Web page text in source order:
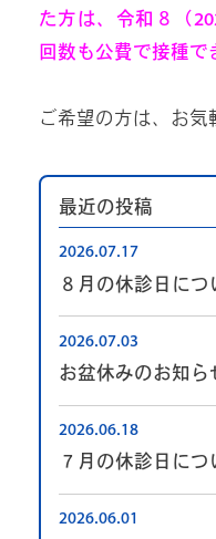
た方は、令和８（
回数も公費で接種で
ご希望の方は、お気
最近の投稿
８月の休診日につ
2026.07.17
お盆休みのお知ら
2026.07.03
７月の休診日につ
2026.06.18
2026.06.01